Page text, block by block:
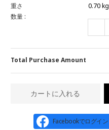
重さ
0.70 kg
数量 :
Total Purchase Amount
カートに入れる
Facebookでログイン